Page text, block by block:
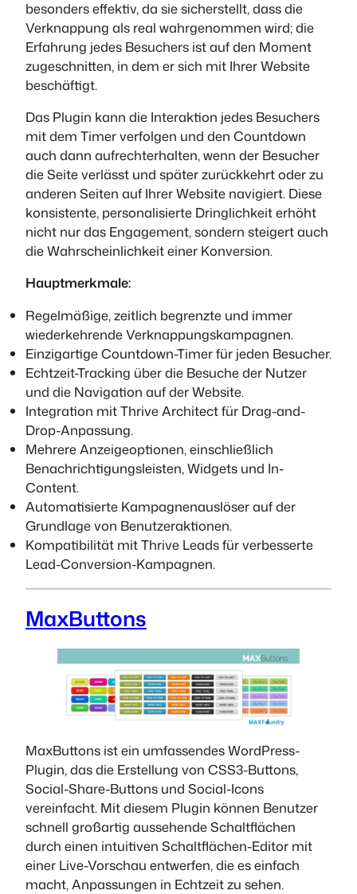
besonders effektiv, da sie sicherstellt, dass die
Verknappung als real wahrgenommen wird; die
Erfahrung jedes Besuchers ist auf den Moment
zugeschnitten, in dem er sich mit Ihrer Website
beschäftigt.
Das Plugin kann die Interaktion jedes Besuchers
mit dem Timer verfolgen und den Countdown
auch dann aufrechterhalten, wenn der Besucher
die Seite verlässt und später zurückkehrt oder zu
anderen Seiten auf Ihrer Website navigiert. Diese
konsistente, personalisierte Dringlichkeit erhöht
nicht nur das Engagement, sondern steigert auch
die Wahrscheinlichkeit einer Konversion.
Hauptmerkmale:
Regelmäßige, zeitlich begrenzte und immer
wiederkehrende Verknappungskampagnen.
Einzigartige Countdown-Timer für jeden Besucher.
Echtzeit-Tracking über die Besuche der Nutzer
und die Navigation auf der Website.
Integration mit Thrive Architect für Drag-and-
Drop-Anpassung.
Mehrere Anzeigeoptionen, einschließlich
Benachrichtigungsleisten, Widgets und In-
Content.
Automatisierte Kampagnenauslöser auf der
Grundlage von Benutzeraktionen.
Kompatibilität mit Thrive Leads für verbesserte
Lead-Conversion-Kampagnen.
MaxButtons
MaxButtons ist ein umfassendes WordPress-
Plugin, das die Erstellung von CSS3-Buttons,
Social-Share-Buttons und Social-Icons
vereinfacht. Mit diesem Plugin können Benutzer
schnell großartig aussehende Schaltflächen
durch einen intuitiven Schaltflächen-Editor mit
einer Live-Vorschau entwerfen, die es einfach
macht, Anpassungen in Echtzeit zu sehen.